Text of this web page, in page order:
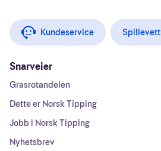
Kundeservice Spillevett
Snarveier
Grasrotandelen
Dette er Norsk Tipping
Jobb i Norsk Tipping
Nyhetsbrev